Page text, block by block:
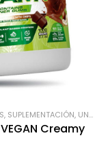
, SUPLEMENTACIÓN, UNCATEGORIZED
Creamy